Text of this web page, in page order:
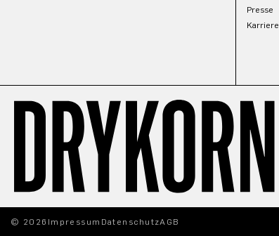
Presse
Karriere
© 2026 Impressum DatenschutzAGB